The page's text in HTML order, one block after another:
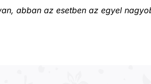
abban az esetben az egyel